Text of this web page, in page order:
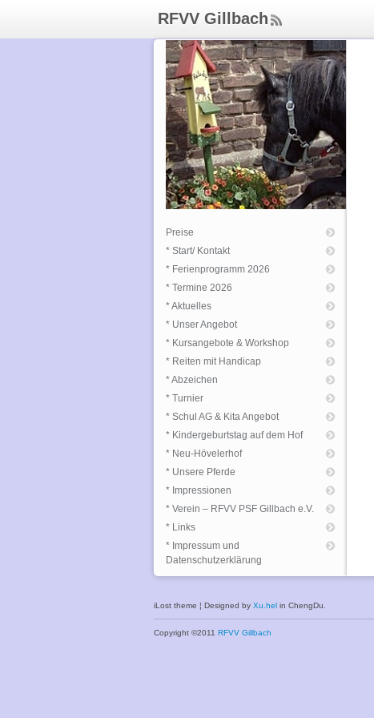
RFVV Gillbach
d
Rs
s
Preise
* Start/ Kontakt
* Ferienprogramm 2026
* Termine 2026
* Aktuelles
* Unser Angebot
* Kursangebote & Workshop
* Reiten mit Handicap
* Abzeichen
* Turnier
* Schul AG & Kita Angebot
* Kindergeburtstag auf dem Hof
* Neu-Hövelerhof
* Unsere Pferde
* Impressionen
* Verein – RFVV PSF Gillbach e.V.
* Links
* Impressum und
Datenschutzerklärung
iLost theme ¦ Designed by Xu.hel in ChengDu.
Copyright ©2011 RFVV Gillbach